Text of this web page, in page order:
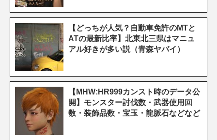
【どっちが人気？自動車免許のMTと
ATの最新比率】北東北三県はマニュ
アル好きが多い説（青森ヤバイ）
【MHW:HR999カンスト時のデータ公
開】モンスター討伐数・武器使用回
数・装飾品数・宝玉・龍脈石などなど